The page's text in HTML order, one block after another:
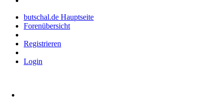
butschal.de Hauptseite
Forenübersicht
Registrieren
Login